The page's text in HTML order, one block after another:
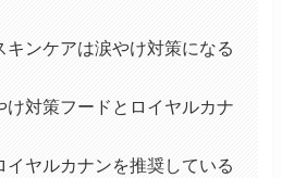
キンケアは涙やけ対策になる
け対策フードとロイヤルカナ
イヤルカナンを推奨している